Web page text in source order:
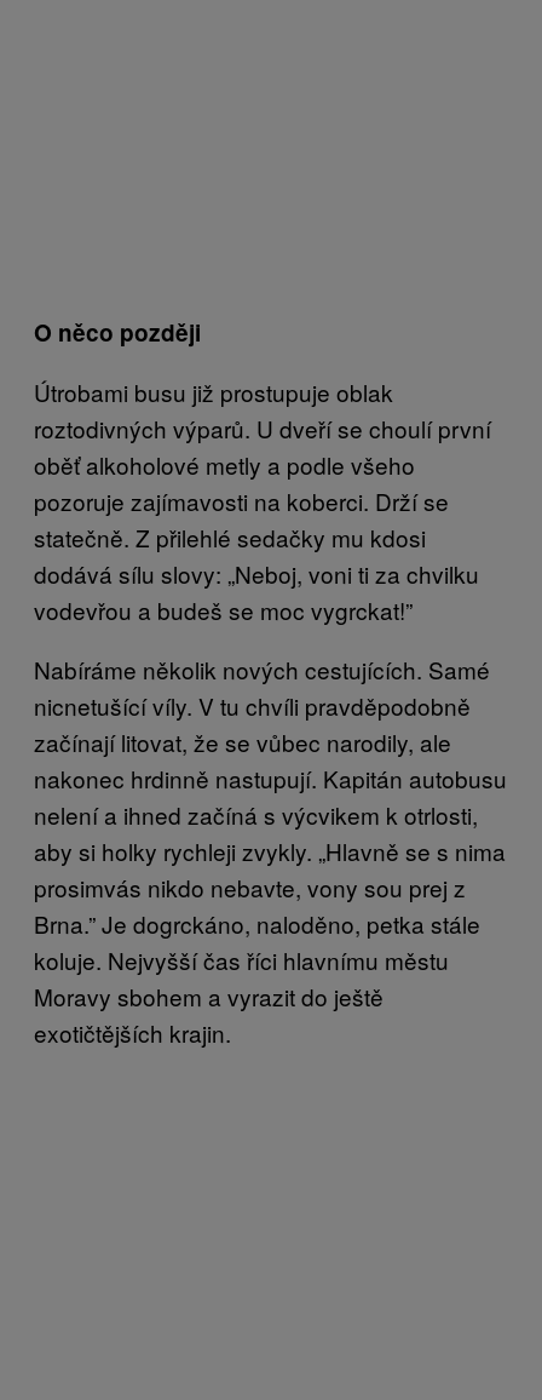
O něco později
Útrobami busu již prostupuje oblak
roztodivných výparů. U dveří se choulí první
oběť alkoholové metly a podle všeho
pozoruje zajímavosti na koberci. Drží se
statečně. Z přilehlé sedačky mu kdosi
dodává sílu slovy: „Neboj, voni ti za chvilku
vodevřou a budeš se moc vygrckat!”
Nabíráme několik nových cestujících. Samé
nicnetušící víly. V tu chvíli pravděpodobně
začínají litovat, že se vůbec narodily, ale
nakonec hrdinně nastupují. Kapitán autobusu
nelení a ihned začíná s výcvikem k otrlosti,
aby si holky rychleji zvykly. „Hlavně se s nima
prosimvás nikdo nebavte, vony sou prej z
Brna.” Je dogrckáno, naloděno, petka stále
koluje. Nejvyšší čas říci hlavnímu městu
Moravy sbohem a vyrazit do ještě
exotičtějších krajin.